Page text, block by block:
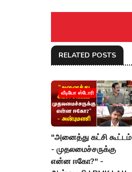
RELATED POSTS
வீடியோ ஸ்டோரி
"அனைத்து கட்சி கூட்டம்
- முதலமைச்சருக்கு
என்ன ஈகோ?" -